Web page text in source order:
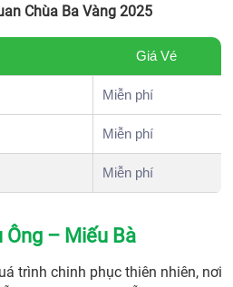
Chùa Ba Vàng 2025
Giá Vé
Miễn phí
Miễn phí
Miễn phí
Ông – Miếu Bà
trình chinh phục thiên nhiên, nơi